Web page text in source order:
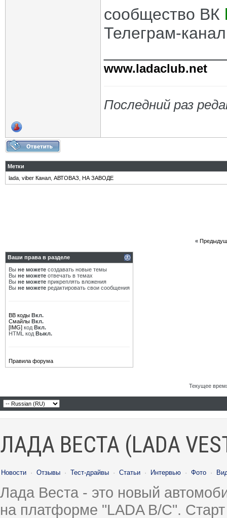
сообщество ВК
Телеграм-
www.ladaclub.net
Последний раз
Метки
lada viber Канал АВТОВАЗ НА ЗАВОДЕ
«
Ваши права в разделе
Вы не можете создавать новые темы
Вы не можете отвечать в темах
Вы не можете прикреплять вложения
Вы не можете редактировать свои сообщения
BB коды Вкл.
Смайлы Вкл.
[IMG] код Вкл.
HTML код Выкл.
Правила форума
Текущее
ЛАДА ВЕСТА (LADA
Новости · Отзывы · Тест-драйвы · Статьи · Интервью · Фото ·
Лада Веста - это новый
на платформе "LADA B/C".